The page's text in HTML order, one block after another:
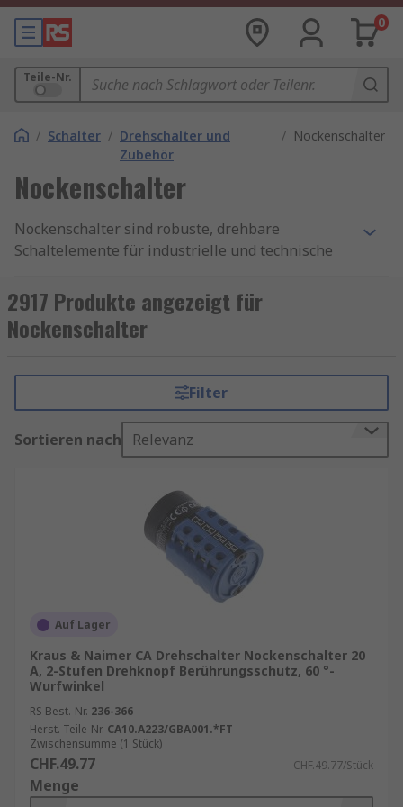
0
Teile-Nr.
/ Schalter / Drehschalter und
Zubehör
/ Nockenschalter
Nockenschalter
Nockenschalter sind robuste, drehbare
Schaltelemente für industrielle und technische
Zustände präzise und zuverlässig gesteuert
werden müssen. Durch das Drehen eines
Schalterschafts oder Knaufs können Sie mit
Schaltstellungen anfahren und dabei
unterschiedliche Stromkreise ein- oder
ausschalten oder elektrische Werte stufenweise
regeln. Besonders wenn herkömmliche Kipp-
bieten Nockenschalter eine flexible und
langlebige Alternative – ideal für komplexe
Schaltungen oder Mehrfachfunktionen in
Maschinen, Steuerungen oder elektronischen
Bei RS finden Sie eine breite Auswahl an
industrietauglichen Nockenschaltern für
unterschiedlichste Einsatzanforderungen, vor
allem solche mitSchraubanschluss.
Finden Sie weitere verwandte Produkte wie
Drehschalter,Trennschalter
allgemeinSchalter
2917 Produkte angezeigt für
Nockenschalter
Filter
Sortieren nach Relevanz
Auf Lager
Kraus & Naimer CA Drehschalter Nockenschalter 20
A, 2-Stufen Drehknopf Berührungsschutz, 60 °-
Wurfwinkel
RS Best.-Nr. 236-366
Herst. Teile-Nr. CA10.A223/GBA001.*FT
Zwischensumme (1 Stück)
CHF.49.77 CHF.49.77/Stück
Menge